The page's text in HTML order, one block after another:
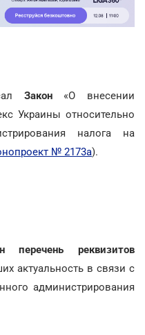
Закон «О внесении
Украины относительно
налога на
№ 2173а).
перечень реквизитов
актуальность в связи с
администрирования